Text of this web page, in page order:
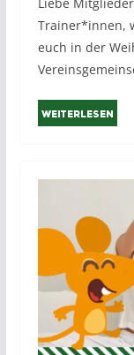
Trainer*innen,
euch in der
Weiterlesen